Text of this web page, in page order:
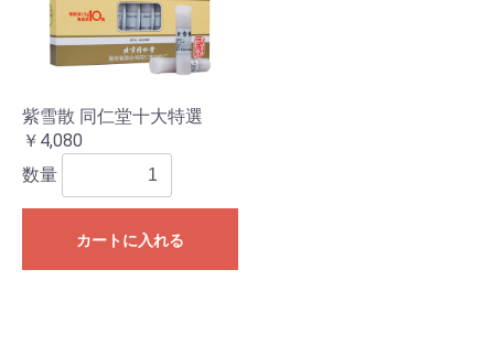
紫雪散 同仁堂十大特選
￥4,080
数量
カートに入れる